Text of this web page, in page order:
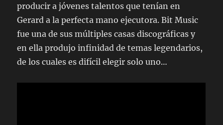
producir a jóvenes talentos que tenían en
Gerard a la perfecta mano ejecutora. Bit Music
fue una de sus múltiples casas discográficas y
en ella produjo infinidad de temas legendarios,
de los cuales es difícil elegir solo uno…